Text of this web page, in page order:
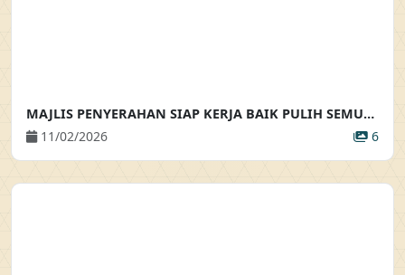
MAJLIS PENYERAHAN SIAP KERJA BAIK PULIH SEMULA PENDAWAIAN ELEKTRIK DAN PENYERAHAN BAKUL MAKANAN
11/02/2026
6